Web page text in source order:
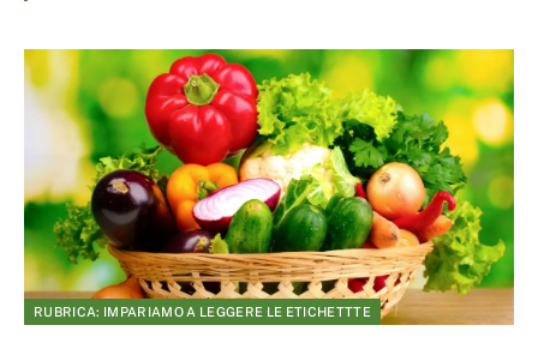
RUBRICA: IMPARIAMO A LEGGERE LE ETICHETTTE